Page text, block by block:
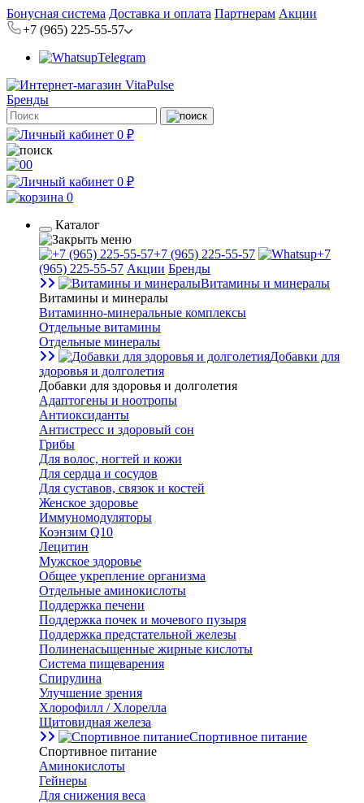
Бонусная система Доставка и оплата Партнерам Акции
+7 (965) 225-55-57
Telegram
Бренды
0 ₽
0
0 ₽
0
Каталог
+7 (965) 225-55-57
+7
(965) 225-55-57 Акции Бренды
Витамины и минералы
Витамины и минералы
Витаминно-минеральные комплексы
Отдельные витамины
Отдельные минералы
Добавки для
здоровья и долголетия
Добавки для здоровья и долголетия
Адаптогены и ноотропы
Антиоксиданты
Антистресс и здоровый сон
Грибы
Для волос, ногтей и кожи
Для сердца и сосудов
Для суставов, связок и костей
Женское здоровье
Иммуномодуляторы
Коэнзим Q10
Лецитин
Мужское здоровье
Общее укрепление организма
Отдельные аминокислоты
Поддержка печени
Поддержка почек и мочевого пузыря
Поддержка предстательной железы
Полиненасыщенные жирные кислоты
Система пищеварения
Спирулина
Улучшение зрения
Хлорофилл / Хлорелла
Щитовидная железа
Спортивное питание
Спортивное питание
Аминокислоты
Гейнеры
Для снижения веса